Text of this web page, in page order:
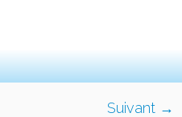
Suivant →